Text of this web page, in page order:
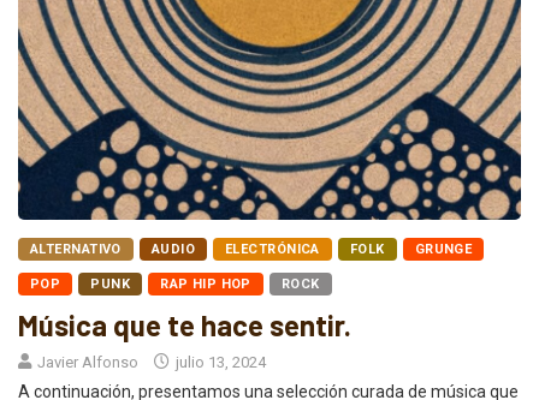
ALTERNATIVO AUDIO ELECTRÓNICA FOLK GRUNGE
POP PUNK RAP HIP HOP ROCK
Música que te hace sentir.
Javier Alfonso julio 13, 2024
A continuación, presentamos una selección curada de música que